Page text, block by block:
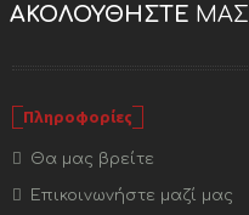
ΑΚΟΛΟΥΘΉΣΤΕ ΜΑΣ
Πληροφορίες
Θα μας βρείτε
Επικοινωνήστε μαζί μας